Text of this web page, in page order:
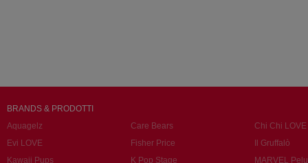
BRANDS & PRODOTTI
Aquagelz
Care Bears
Chi Chi LOVE
Evi LOVE
Fisher Price
Il Gruffalò
Kawaii Pups
K Pop Stage MARVEL